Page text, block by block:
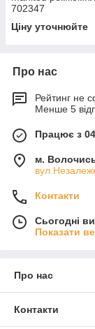
702347
Ціну уточнюйте
Про нас
Рейтинг не
Менше 5
Працює з
м.
Контакти
Сьогодні
Показати
Про нас
Контакти